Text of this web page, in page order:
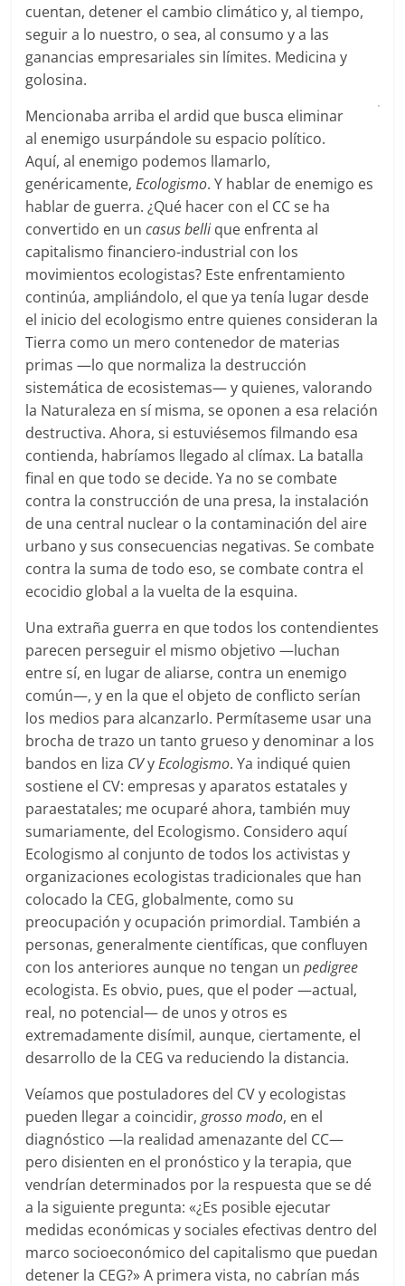
cuentan, detener el cambio climático y, al tiempo,
seguir a lo nuestro, o sea, al consumo y a las
ganancias empresariales sin límites. Medicina y
golosina.
Mencionaba arriba el ardid que busca eliminar
al enemigo usurpándole su espacio político.
Aquí, al enemigo podemos llamarlo,
genéricamente,Ecologismo. Y hablar de enemigo es
hablar de guerra. ¿Qué hacer con el CC se ha
convertido en uncasus belli que enfrenta al
capitalismo financiero-industrial con los
movimientos ecologistas? Este enfrentamiento
continúa, ampliándolo, el que ya tenía lugar desde
el inicio del ecologismo entre quienes consideran la
Tierra como un mero contenedor de materias
primas —lo que normaliza la destrucción
sistemática de ecosistemas— y quienes, valorando
la Naturaleza en sí misma, se oponen a esa relación
destructiva. Ahora, si estuviésemos filmando esa
contienda, habríamos llegado al clímax. La batalla
final en que todo se decide. Ya no se combate
contra la construcción de una presa, la instalación
de una central nuclear o la contaminación del aire
urbano y sus consecuencias negativas. Se combate
contra la suma de todo eso, se combate contra el
ecocidio global a la vuelta de la esquina.
Una extraña guerra en que todos los contendientes
parecen perseguir el mismo objetivo —luchan
entre sí, en lugar de aliarse, contra un enemigo
común—, y en la que el objeto de conflicto serían
los medios para alcanzarlo. Permítaseme usar una
brocha de trazo un tanto grueso y denominar a los
bandos en liza CVyEcologismo. Ya indiqué quien
sostiene el CV: empresas y aparatos estatales y
paraestatales; me ocuparé ahora, también muy
sumariamente, del Ecologismo. Considero aquí
Ecologismo al conjunto de todos los activistas y
organizaciones ecologistas tradicionales que han
colocado la CEG, globalmente, como su
preocupación y ocupación primordial. También a
personas, generalmente científicas, que confluyen
con los anteriores aunque no tengan unpedigree
ecologista. Es obvio, pues, que el poder —actual,
real, no potencial— de unos y otros es
extremadamente disímil, aunque, ciertamente, el
desarrollo de la CEG va reduciendo la distancia.
Veíamos que postuladores del CV y ecologistas
pueden llegar a coincidir,grosso modo, en el
diagnóstico —la realidad amenazante del CC—
pero disienten en el pronóstico y la terapia, que
vendrían determinados por la respuesta que se dé
a la siguiente pregunta: «¿Es posible ejecutar
medidas económicas y sociales efectivas dentro del
marco socioeconómico del capitalismo que puedan
detener la CEG?» A primera vista, no cabrían más